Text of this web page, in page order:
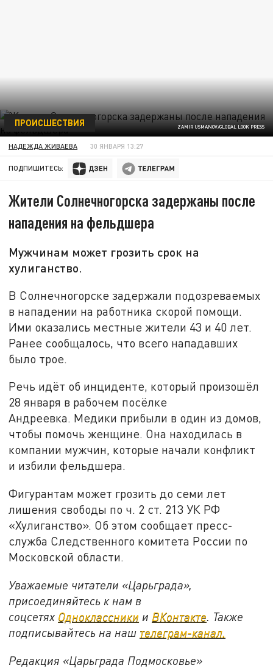
ZAMIR USMANOV/GLOBAL LOOK PRESS
ПРОИСШЕСТВИЯ
НАДЕЖДА ЖИВАЕВА 30 ЯНВАРЯ 13:27
ПОДПИШИТЕСЬ:
Жители Солнечногорска задержаны после
нападения на фельдшера
Мужчинам может грозить срок на
хулиганство.
В Солнечногорске задержали подозреваемых
в нападении на работника скорой помощи.
Ими оказались местные жители 43 и 40 лет.
Ранее сообщалось, что всего нападавших
было трое.
Речь идёт об инциденте, который произошёл
28 января в рабочем посёлке
Андреевка. Медики прибыли в один из домов,
чтобы помочь женщине. Она находилась в
компании мужчин, которые начали конфликт
и избили фельдшера.
Фигурантам может грозить до семи лет
лишения свободы по ч. 2 ст. 213 УК РФ
«Хулиганство». Об этом сообщает пресс-
служба Следственного комитета России по
Московской области.
Уважаемые читатели «Царьграда»,
присоединяйтесь к нам в
соцсетях Одноклассники и ВКонтакте. Также
подписывайтесь на наш телеграм-канал.
Редакция «Царьграда Подмосковье»